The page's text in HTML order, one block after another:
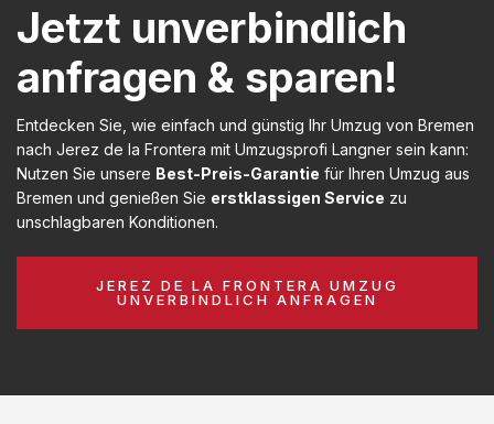
Jetzt unverbindlich
anfragen & sparen!
Entdecken Sie, wie einfach und günstig Ihr Umzug von Bremen
nach Jerez de la Frontera mit Umzugsprofi Langner sein kann:
Nutzen Sie unsere Best-Preis-Garantie für Ihren Umzug aus
Bremen und genießen Sie erstklassigen Service zu
unschlagbaren Konditionen.
JEREZ DE LA FRONTERA UMZUG
UNVERBINDLICH ANFRAGEN